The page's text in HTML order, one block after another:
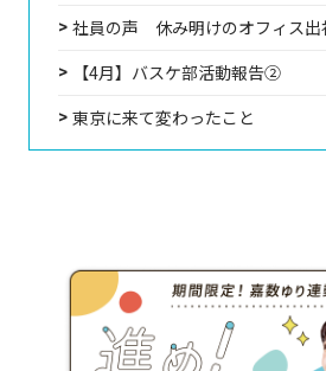
社員の声 休み明けのオフィス
【4月】バスケ部活動報告②
東京に来て変わったこと